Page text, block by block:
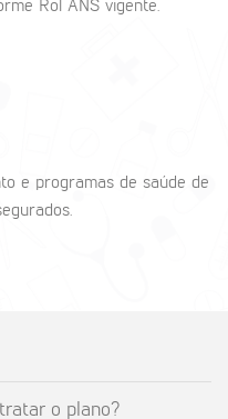
Rol ANS vigente.
e programas de saúde de
o plano?